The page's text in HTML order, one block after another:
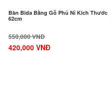
Bàn Bida Bằng Gỗ Phủ Nỉ Kích Thước
62cm
550,000 VNĐ
420,000 VNĐ